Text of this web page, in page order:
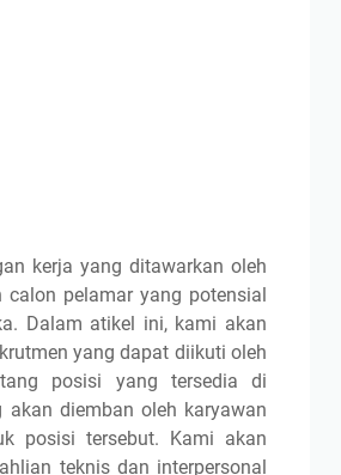
kerja yang ditawarkan oleh
pelamar yang potensial
Dalam atikel ini, kami akan
yang dapat diikuti oleh
posisi yang tersedia di
diemban oleh karyawan
posisi tersebut. Kami akan
teknis dan interpersonal